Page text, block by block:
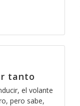
tanto
el volante
pero sabe,